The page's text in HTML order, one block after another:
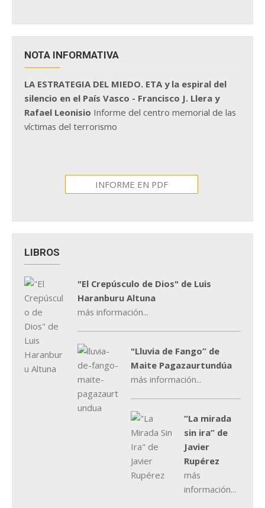
NOTA INFORMATIVA
LA ESTRATEGIA DEL MIEDO. ETA y la espiral del
silencio en el País Vasco - Francisco J. Llera y
Rafael Leonisio Informe del centro memorial de las
víctimas del terrorismo
INFORME EN PDF
LIBROS
"El Crepúsculo de Dios" de Luis
Haranburu Altuna
más información...
"Lluvia de Fango” de
Maite Pagazaurtundúa
más información...
“La mirada
sin ira” de
Javier
Rupérez
más
información...